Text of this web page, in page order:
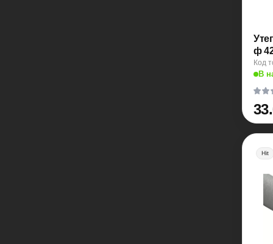
ф
Код
В
Hit